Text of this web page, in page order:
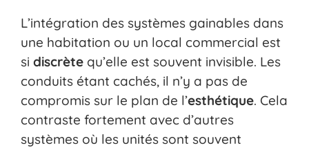
L’intégration des systèmes gainables dans
une habitation ou un local commercial est
si discrète qu’elle est souvent invisible. Les
conduits étant cachés, il n’y a pas de
compromis sur le plan de l’esthétique. Cela
contraste fortement avec d’autres
systèmes où les unités sont souvent